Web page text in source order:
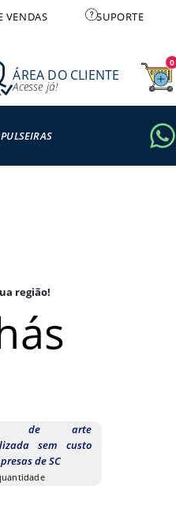
VENDAS SUPORTE
ÁREA DO CLIENTE
Acesse já!
0
PULSEIRAS
região!
de arte
sem custo
de SC